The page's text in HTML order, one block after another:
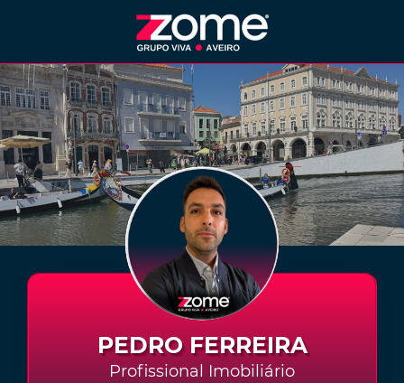
PEDRO FERREIRA
Profissional Imobiliário